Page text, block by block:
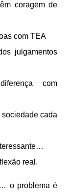
coragem de
com TEA
julgamentos
com
sociedade cada
real.
o problema é